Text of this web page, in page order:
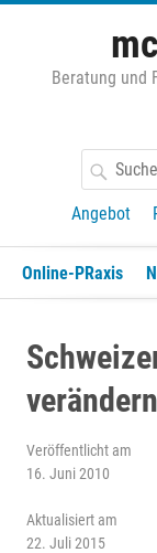
springen
mc
Beratung und
Suchen
nach:
Angebot
Online-PRaxis
Veröffentlicht am
16. Juni 2010
Aktualisiert am
22. Juli 2015